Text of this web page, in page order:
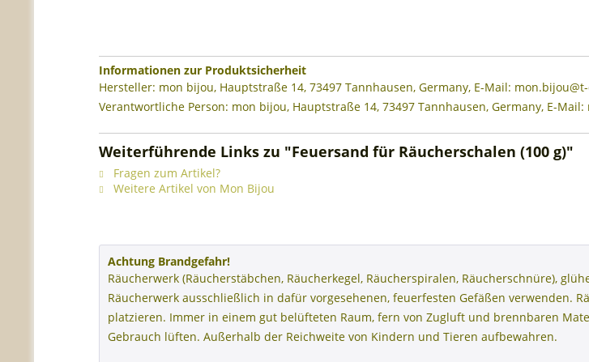
Informationen zur Produktsicherheit
Hersteller: mon bijou, Hauptstraße 14, 73497 Tannhausen, Germany, E-Mail:
Verantwortliche Person: mon bijou, Hauptstraße 14, 73497 Tannhausen, Germany, E-
Weiterführende Links zu "Feuersand für Räucherschalen (100 g)"
Fragen zum Artikel?
Weitere Artikel von Mon Bijou
Achtung Brandgefahr!
Räucherwerk (Räucherstäbchen, Räucherkegel, Räucherspiralen, Räucherschnüre),
Räucherwerk ausschließlich in dafür vorgesehenen, feuerfesten Gefäßen verwenden.
platzieren. Immer in einem gut belüfteten Raum, fern von Zugluft und brennbaren
Gebrauch lüften. Außerhalb der Reichweite von Kindern und Tieren aufbewahren.